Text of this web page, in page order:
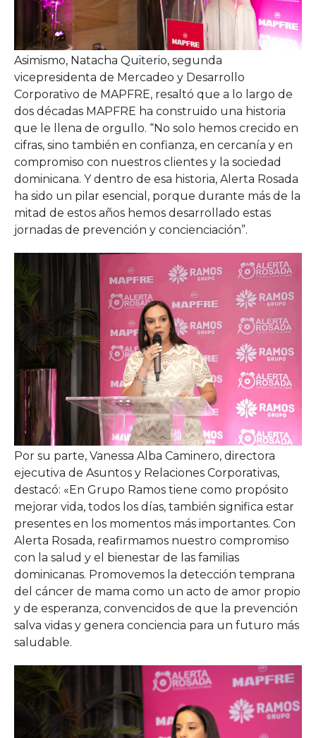
Asimismo, Natacha Quiterio, segunda
vicepresidenta de Mercadeo y Desarrollo
Corporativo de MAPFRE, resaltó que a lo largo de
dos décadas MAPFRE ha construido una historia
que le llena de orgullo. “No solo hemos crecido en
cifras, sino también en confianza, en cercanía y en
compromiso con nuestros clientes y la sociedad
dominicana. Y dentro de esa historia, Alerta Rosada
ha sido un pilar esencial, porque durante más de la
mitad de estos años hemos desarrollado estas
jornadas de prevención y concienciación”.
Por su parte, Vanessa Alba Caminero, directora
ejecutiva de Asuntos y Relaciones Corporativas,
destacó: «En Grupo Ramos tiene como propósito
mejorar vida, todos los días, también significa estar
presentes en los momentos más importantes. Con
Alerta Rosada, reafirmamos nuestro compromiso
con la salud y el bienestar de las familias
dominicanas. Promovemos la detección temprana
del cáncer de mama como un acto de amor propio
y de esperanza, convencidos de que la prevención
salva vidas y genera conciencia para un futuro más
saludable.